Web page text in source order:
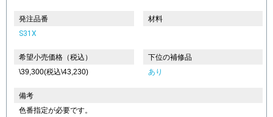
発注品番
S31X
材料
希望小売価格（税込）
\39,300(税込\43,230)
下位の補修品
あり
備考
色番指定が必要です。